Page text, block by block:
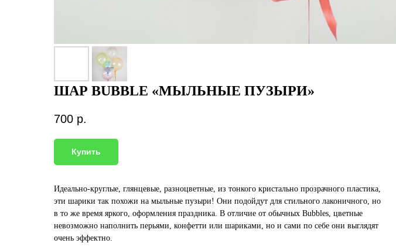
ШАР BUBBLE «МЫЛЬНЫЕ ПУЗЫРИ»
700 р.
Купить
Идеально-круглые, глянцевые, разноцветные, из тонкого кристально прозрачного пластика,
эти шарики так похожи на мыльные пузыри! Они подойдут для стильного лаконичного, но
в то же время яркого, оформления праздника. В отличие от обычных Bubbles, цветные
невозможно наполнить перьями, конфетти или шариками, но и сами по себе они выглядят
очень эффектно.